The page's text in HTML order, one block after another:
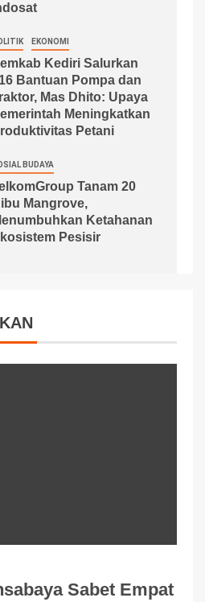
EKONOMI
Kediri Salurkan
Bantuan Pompa dan
Mas Dhito: Upaya
Meningkatkan
Petani
BUDAYA
Tanam 20
Mangrove,
Ketahanan
Pesisir
Sabet Empat